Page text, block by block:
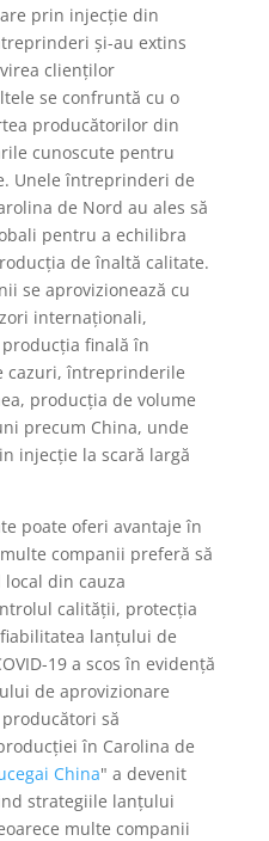
prin injecție din
și-au extins
clienților
se confruntă cu o
producătorilor din
cunoscute pentru
Unele întreprinderi de
de Nord au ales să
pentru a echilibra
de înaltă calitate.
se aprovizionează cu
internaționali,
finală în
cazuri, întreprinderile
producția de volume
precum China, unde
injecție la scară largă
poate oferi avantaje în
companii preferă să
din cauza
calității, protecția
lanțului de
19 a scos în evidență
de aprovizionare
să
în Carolina de
China" a devenit
strategiile lanțului
multe companii